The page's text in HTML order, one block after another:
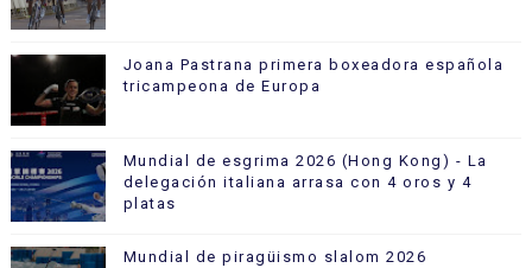
Joana Pastrana primera boxeadora española
tricampeona de Europa
Mundial de esgrima 2026 (Hong Kong) - La
delegación italiana arrasa con 4 oros y 4
platas
Mundial de piragüismo slalom 2026